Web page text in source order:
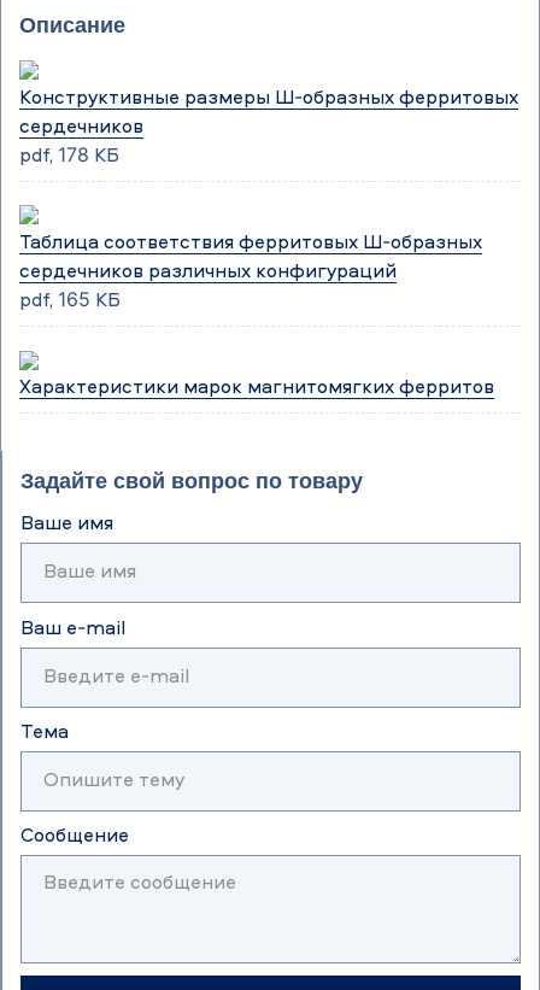
Описание
Конструктивные размеры Ш-образных ферритовых
сердечников
pdf, 178 КБ
Таблица соответствия ферритовых Ш-образных
сердечников различных конфигураций
pdf, 165 КБ
Характеристики марок магнитомягких ферритов
Задайте свой вопрос по товару
Ваше имя
Ваш e-mail
Тема
Сообщение